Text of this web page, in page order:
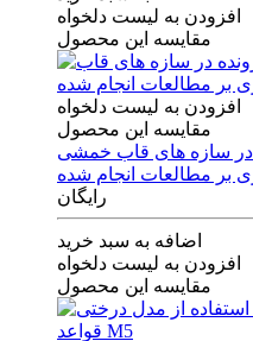
افزودن به لیست دلخواه
مقایسه این محصول
افزودن به لیست دلخواه
مقایسه این محصول
در سازه های قاب خمشی
بر مطالعات انجام شده
رایگان
اضافه به سبد خرید
افزودن به لیست دلخواه
مقایسه این محصول